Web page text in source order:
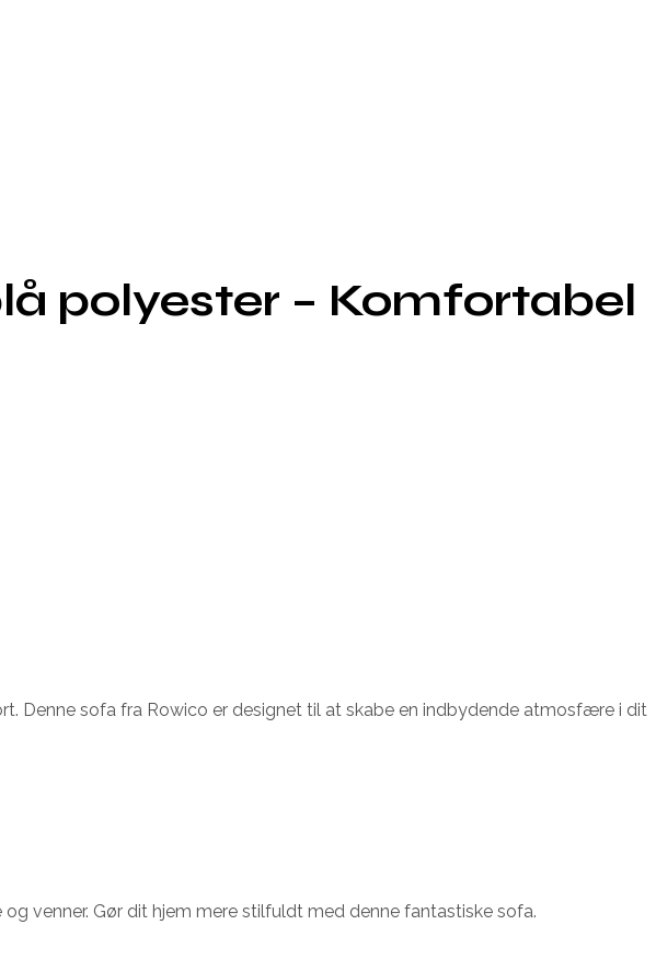
polyester – Komfortabel
Denne sofa fra Rowico er designet til at skabe en indbydende atmosfære i dit
venner. Gør dit hjem mere stilfuldt med denne fantastiske sofa.